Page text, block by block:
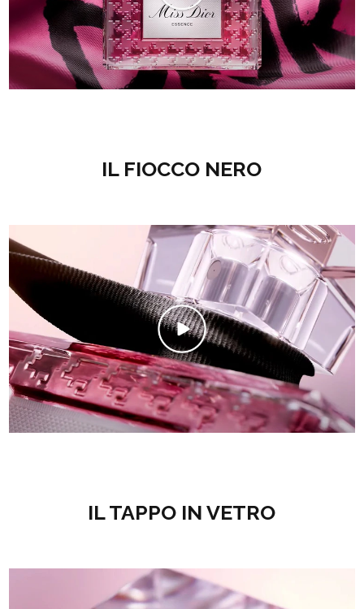
IL FIOCCO NERO
IL TAPPO IN VETRO